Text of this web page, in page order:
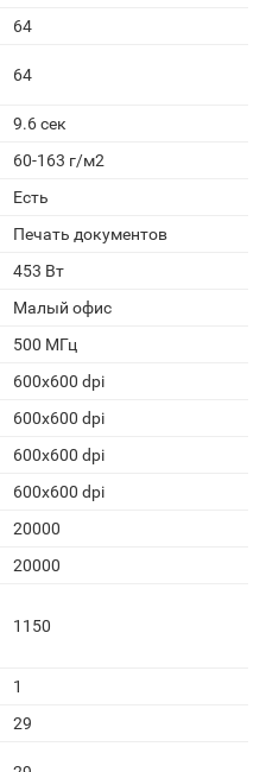
64
64
9.6 сек
60-163 г/м2
Есть
Печать документов
453 Вт
Малый офис
500 МГц
600x600 dpi
600x600 dpi
600x600 dpi
600x600 dpi
20000
20000
1150
1
29